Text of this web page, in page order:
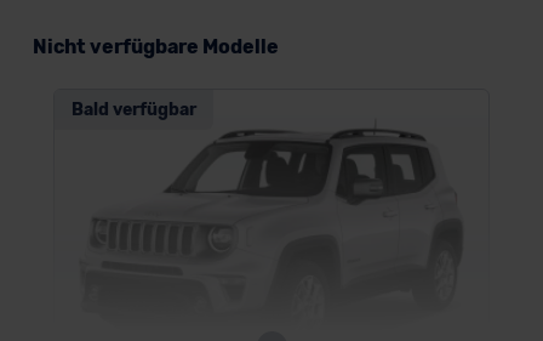
Nicht verfügbare Modelle
Bald verfügbar